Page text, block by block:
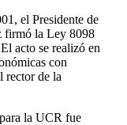
el Presidente de
firmó la Ley 8098
acto se realizó en
con
rector de la
la UCR fue